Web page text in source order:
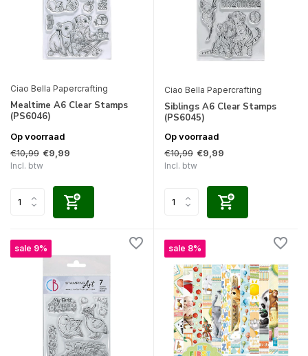
Ciao Bella Papercrafting
Mealtime A6 Clear Stamps
(PS6046)
Op voorraad
€10,99 €9,99
Incl. btw
Ciao Bella Papercrafting
Siblings A6 Clear Stamps
(PS6045)
Op voorraad
€10,99 €9,99
Incl. btw
sale 9% sale 8%